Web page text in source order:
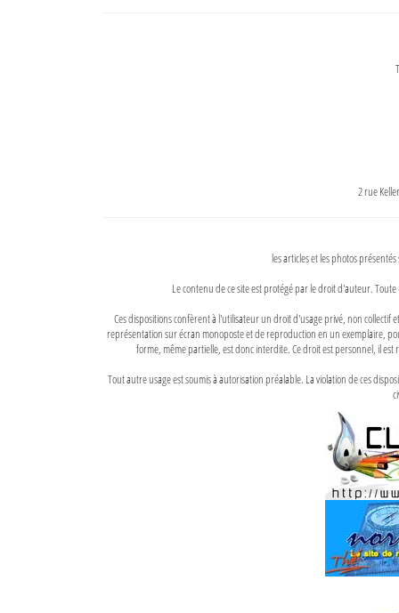
2 rue
les articles et les photos
Le contenu de ce site est protégé par le droit d'auteur.
Ces dispositions confèrent à l'utilisateur un droit d'usage privé, non
représentation sur écran monoposte et de reproduction en un exemplaire,
forme, même partielle, est donc interdite. Ce droit est personnel, il
Tout autre usage est soumis à autorisation préalable. La violation de ces